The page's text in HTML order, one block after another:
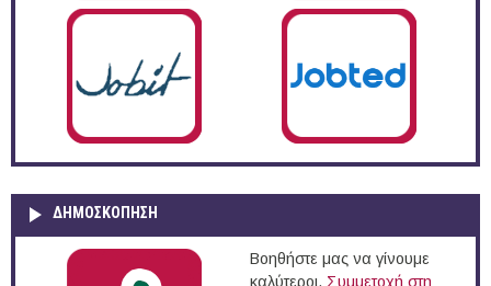
ΔΗΜΟΣΚΌΠΗΣΗ
Βοηθήστε μας να γίνουμε
καλύτεροι. Συμμετοχή στη